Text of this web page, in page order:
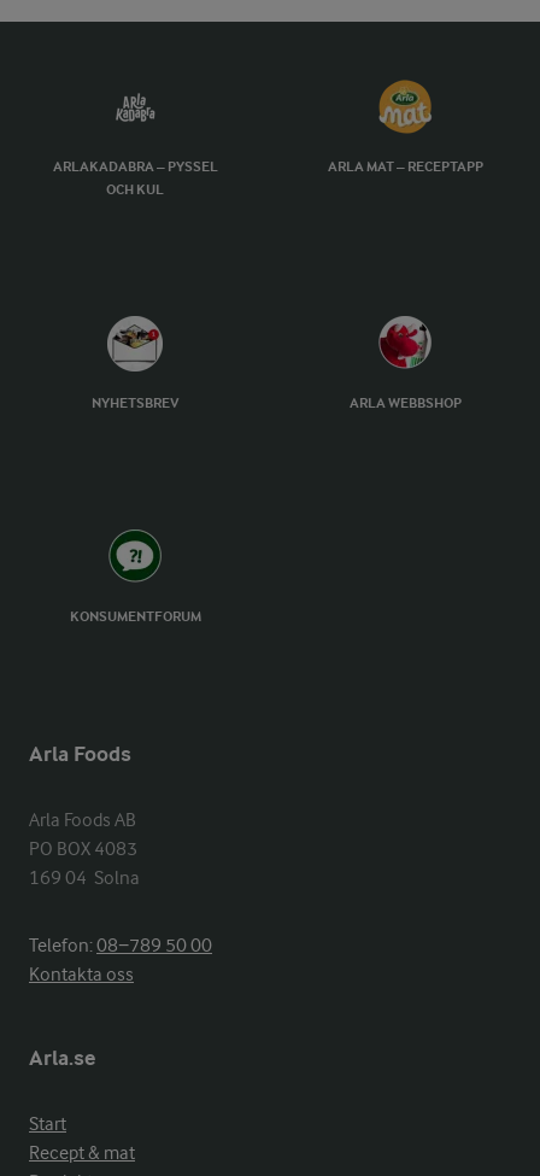
ARLAKADABRA – PYSSEL
OCH KUL
ARLA MAT – RECEPTAPP
NYHETSBREV ARLA WEBBSHOP
KONSUMENTFORUM
Arla Foods
Arla Foods AB
PO BOX 4083
169 04  Solna
Telefon:08−789 50 00
Kontakta oss
Arla.se
Start
Recept & mat